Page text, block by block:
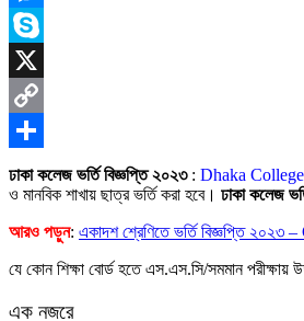
Messenger
Skype
X
Copy
Link
Share
ঢাকা কলেজ ভর্তি বিজ্ঞপ্তি ২০২৩: Dhaka
ও মানবিক শাখায় ছাত্র ভর্তি করা হবে। ঢাকা কলেজ
আরও পড়ুন: একাদশ শ্রেণিতে ভর্তি বিজ্ঞপ্তি
যে কোন শিক্ষা বোর্ড হতে এস.এস.সি/সমমান পরীক্ষায়
এক নজরে